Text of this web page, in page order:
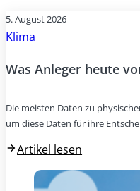
5. August 2026
Klima
Was Anleger heute
Die meisten Daten zu
um diese Daten für ihre
Artikel lesen